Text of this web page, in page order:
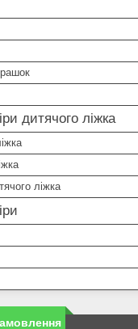
дитячого ліжка
ліжка